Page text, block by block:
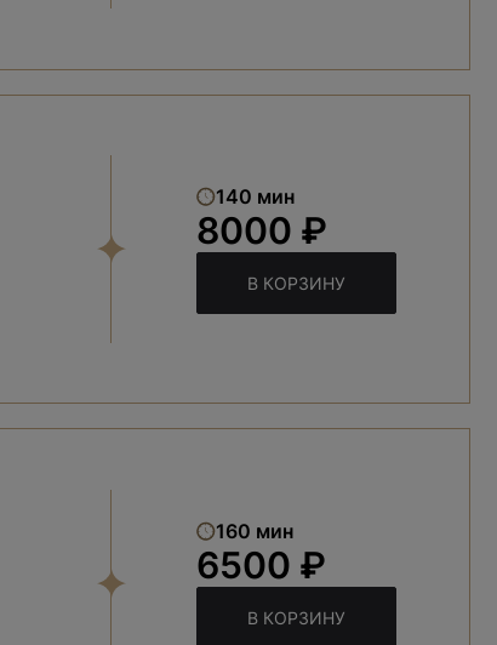
140 мин
8000 ₽
В КОРЗИНУ
160 мин
6500 ₽
В КОРЗИНУ